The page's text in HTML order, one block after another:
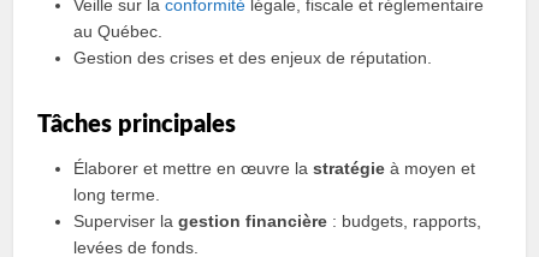
Veille sur laconformité légale, fiscale et réglementaire
au Québec.
Gestion des crises et des enjeux de réputation.
Tâches principales
Élaborer et mettre en œuvre lastratégie à moyen et
long terme.
Superviser lagestion financière : budgets, rapports,
levées de fonds.